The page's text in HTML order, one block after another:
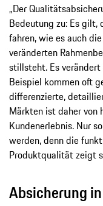
„Der
Bedeutung zu: Es gilt,
fahren, wie es auch
veränderten
stillsteht. Es
Beispiel kommen oft
differenzierte,
Märkten ist daher von
Kundenerlebnis. Nur
werden, denn die
Produktqualität zeigt
Absicherung